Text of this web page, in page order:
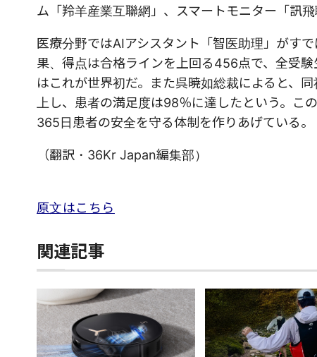
ム「羚羊産業互聯網」、スマートモニター「訊
医療分野ではAIアシスタント「智医助理」がす
果、得点は合格ラインを上回る456点で、全受
はこれが世界初だ。また呉暁如総裁によると、
上し、患者の満足度は98％に達したという。こ
365日患者の安全を守る体制を作りあげている。
（翻訳・36Kr Japan編集部）
原文はこちら
関連記事